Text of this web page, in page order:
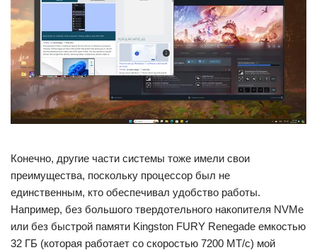
Конечно, другие части системы тоже имели свои
преимущества, поскольку процессор был не
единственным, кто обеспечивал удобство работы.
Например, без большого твердотельного накопителя NVMe
или без быстрой памяти Kingston FURY Renegade емкостью
32 ГБ (которая работает со скоростью 7200 МТ/с) мой